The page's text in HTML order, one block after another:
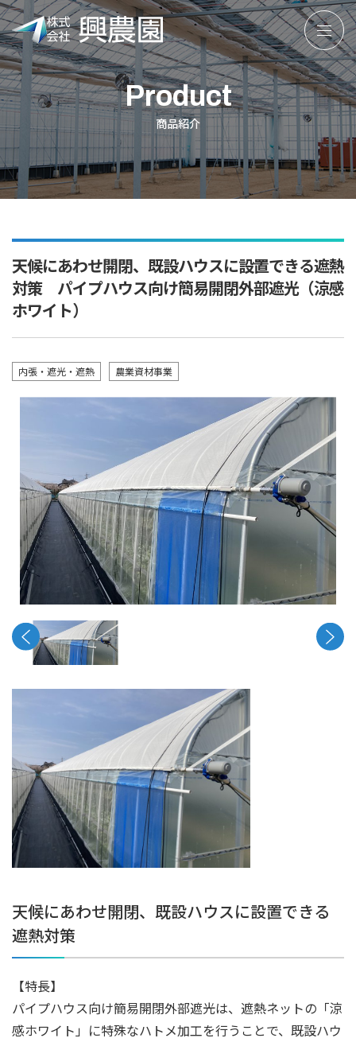
株
式
会
社
興
園
Product
商品紹介
天候にあわせ開閉、既設ハウスに設置できる遮熱
対策 パイプハウス向け簡易開閉外部遮光（涼感
ホワイト）
内張・遮光・遮熱 農業資材事業
天候にあわせ開閉、既設ハウスに設置できる
遮熱対策
【特長】
パイプハウス向け簡易開閉外部遮光は、遮熱ネットの「涼
感ホワイト」に特殊なハトメ加工を行うことで、既設ハウ